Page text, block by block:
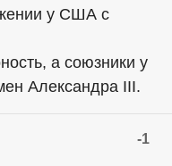
у США с
а союзники у
Александра III.
-1